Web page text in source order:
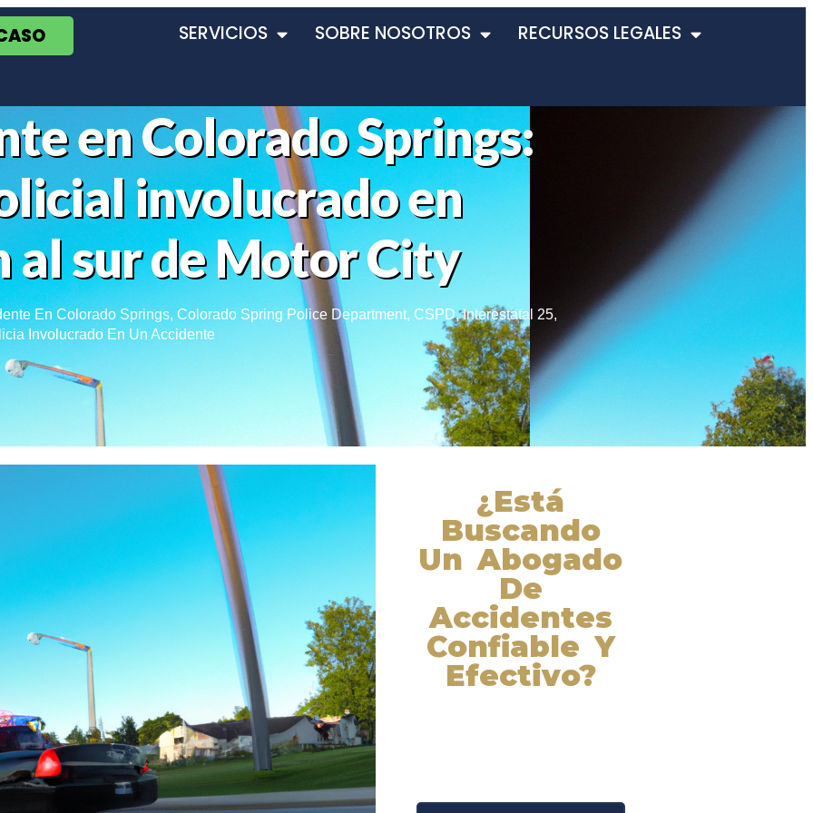
SERVICIOS SOBRE NOSOTROS RECURSOS LEGALES
en Colorado Springs:
involucrado en
al sur de Motor City
En Colorado Springs, Colorado Spring Police Department, CSPD,Interestatal 25,
Involucrado En Un Accidente
¿Está
Buscando
Un Abogado
De
Accidentes
Confiable Y
Efectivo?